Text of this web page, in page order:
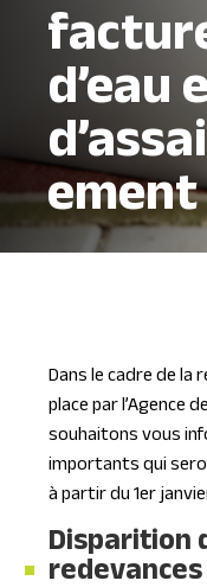
d’eau
ement
Dans le cadre de la
place par l’Agence
souhaitons vous
importants qui
à partir du 1er
Disparition
redevances